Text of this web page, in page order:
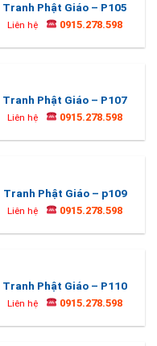
Tranh Phật Giáo – P105
Liên hệ 0915.278.598
Tranh Phật Giáo – P107
Liên hệ 0915.278.598
Tranh Phật Giáo – p109
Liên hệ 0915.278.598
Tranh Phật Giáo – P110
Liên hệ 0915.278.598